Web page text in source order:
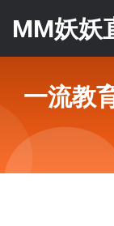
MM妖妖
一流教